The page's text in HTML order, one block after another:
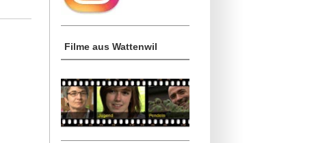
Filme aus Wattenwil